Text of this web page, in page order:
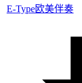
E-Type欧美伴奏